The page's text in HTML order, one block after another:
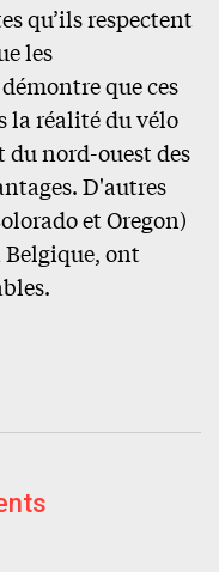
qu’ils respectent
les
que ces
la réalité du vélo
du nord-ouest des
D'autres
et Oregon)
Belgique, ont